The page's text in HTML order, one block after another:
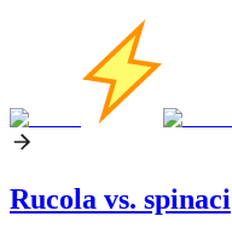
Rucola vs. spinaci